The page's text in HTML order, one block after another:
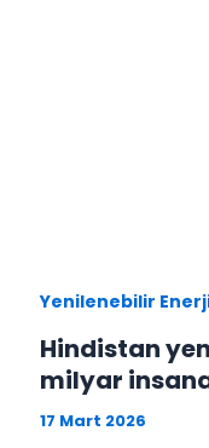
Yenilenebilir
Hindistan
milyar
17 Mart 2026